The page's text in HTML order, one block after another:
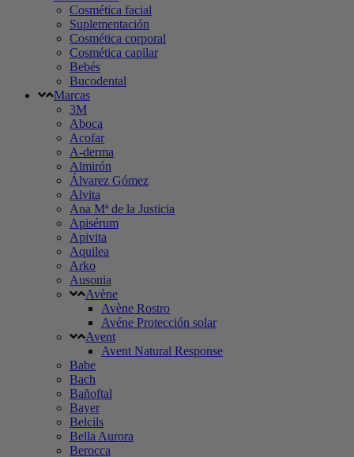
Cosmética facial
Suplementación
Cosmética corporal
Cosmética capilar
Bebés
Bucodental
Marcas
3M
Aboca
Acofar
A-derma
Almirón
Álvarez Gómez
Alvita
Ana Mª de la Justicia
Apisérum
Apivita
Aquilea
Arko
Ausonia
Avène
Avène Rostro
Avéne Protección solar
Avent
Avent Natural Response
Babe
Bach
Bañoftal
Bayer
Belcils
Bella Aurora
Berocca